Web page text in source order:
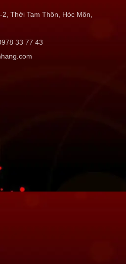
Thới Tam Thôn, Hóc Môn,
33 77 43